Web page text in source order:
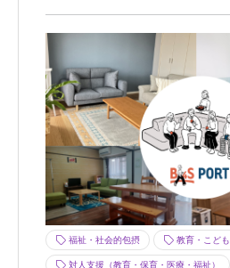
福祉・社会的包摂 教育・こども
対人支援（教育・保育・医療・福祉）